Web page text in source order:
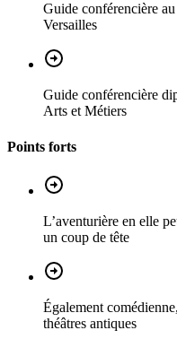
Guide conférencière
Versailles
Guide conférencière
Arts et Métiers
Points forts
L’aventurière en elle
un coup de tête
Également
théâtres antiques